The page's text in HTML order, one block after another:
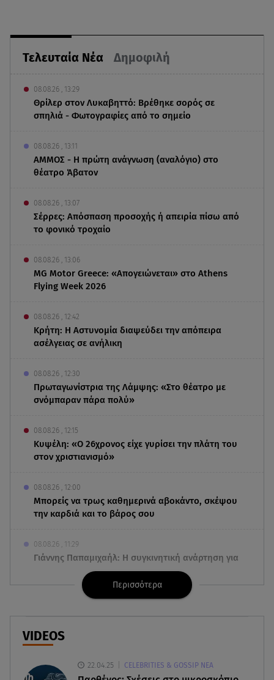
Τελευταία Νέα Δημοφιλή
08.08.26 , 13:29
Θρίλερ στον Λυκαβηττό: Βρέθηκε σορός σε
σπηλιά - Φωτογραφίες από το σημείο
08.08.26 , 13:11
ΑΜΜΟΣ - Η πρώτη ανάγνωση (αναλόγιο) στο
θέατρο Άβατον
08.08.26 , 13:07
Σέρρες: Απόσπαση προσοχής ή απειρία πίσω από
το φονικό τροχαίο
08.08.26 , 13:06
MG Motor Greece: «Απογειώνεται» στο Athens
Flying Week 2026
08.08.26 , 12:42
Κρήτη: Η Αστυνομία διαψεύδει την απόπειρα
ασέλγειας σε ανήλικη
08.08.26 , 12:30
Πρωταγωνίστρια της Λάμψης: «Στο θέατρο με
σνόμπαραν πάρα πολύ»
08.08.26 , 12:15
Κυψέλη: «Ο 26χρονος είχε γυρίσει την πλάτη του
στον χριστιανισμό»
08.08.26 , 12:00
Μπορείς να τρως καθημερινά αβοκάντο, σκέψου
την καρδιά και το βάρος σου
08.08.26 , 11:29
Γιάννης Παπαμιχαήλ: Η συγκινητική ανάρτηση για
τον Δημήτρη Παπαμιχαήλ
Νέο σκάνδαλο: Η UEFA κατέβαλε εξαψήφιο ποσό
Νέες ταυτότητες: Πού πρέπει να αλλάξετε τα
Περισσότερα
VIDEOS
22.04.25 CELEBRITIES & GOSSIP ΝΕΑ